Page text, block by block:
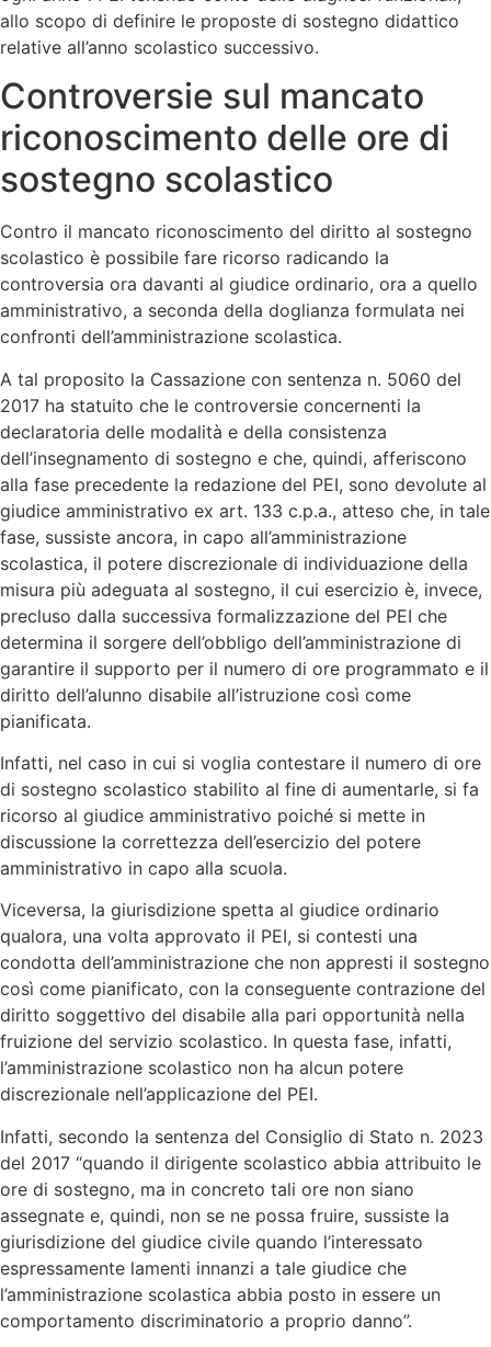
allo scopo di definire le proposte di sostegno didattico
relative all’anno scolastico successivo.
Controversie sul mancato
riconoscimento delle ore di
sostegno scolastico
Contro il mancato riconoscimento del diritto al sostegno
scolastico è possibile fare ricorso radicando la
controversia ora davanti al giudice ordinario, ora a quello
amministrativo, a seconda della doglianza formulata nei
confronti dell’amministrazione scolastica.
A tal proposito la Cassazione con sentenza n. 5060 del
2017 ha statuito che le controversie concernenti la
declaratoria delle modalità e della consistenza
dell’insegnamento di sostegno e che, quindi, afferiscono
alla fase precedente la redazione del PEI, sono devolute al
giudice amministrativo ex art. 133 c.p.a., atteso che, in tale
fase, sussiste ancora, in capo all’amministrazione
scolastica, il potere discrezionale di individuazione della
misura più adeguata al sostegno, il cui esercizio è, invece,
precluso dalla successiva formalizzazione del PEI che
determina il sorgere dell’obbligo dell’amministrazione di
garantire il supporto per il numero di ore programmato e il
diritto dell’alunno disabile all’istruzione così come
pianificata.
Infatti, nel caso in cui si voglia contestare il numero di ore
di sostegno scolastico stabilito al fine di aumentarle, si fa
ricorso al giudice amministrativo poiché si mette in
discussione la correttezza dell’esercizio del potere
amministrativo in capo alla scuola.
Viceversa, la giurisdizione spetta al giudice ordinario
qualora, una volta approvato il PEI, si contesti una
condotta dell’amministrazione che non appresti il sostegno
così come pianificato, con la conseguente contrazione del
diritto soggettivo del disabile alla pari opportunità nella
fruizione del servizio scolastico. In questa fase, infatti,
l’amministrazione scolastico non ha alcun potere
discrezionale nell’applicazione del PEI.
Infatti, secondo la sentenza del Consiglio di Stato n. 2023
del 2017 “quando il dirigente scolastico abbia attribuito le
ore di sostegno, ma in concreto tali ore non siano
assegnate e, quindi, non se ne possa fruire, sussiste la
giurisdizione del giudice civile quando l’interessato
espressamente lamenti innanzi a tale giudice che
l’amministrazione scolastica abbia posto in essere un
comportamento discriminatorio a proprio danno”.